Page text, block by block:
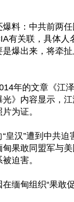
爆料：中共前两
有关联，具体人
是爆出来，将牵
年的文章《江
》内容显示，
为证。
皇汉”遭到中共
果敢同盟军与
迫害。
缅甸组织“果敢